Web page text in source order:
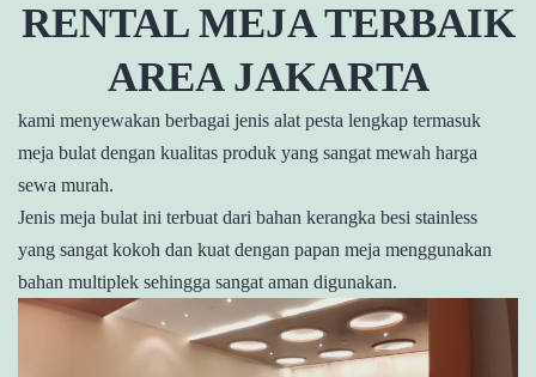
RENTAL MEJA TERBAIK
AREA JAKARTA
kami menyewakan berbagai jenis alat pesta lengkap termasuk
meja bulat dengan kualitas produk yang sangat mewah harga
sewa murah.
Jenis meja bulat ini terbuat dari bahan kerangka besi stainless
yang sangat kokoh dan kuat dengan papan meja menggunakan
bahan multiplek sehingga sangat aman digunakan.